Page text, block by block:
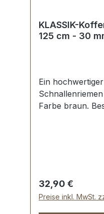
KLASSIK-
125 cm - 30
Ein
Farbe braun.
Stück
Schlaufe. Bitte
Kofferriemen
Regulärer Preis:
32,90 €
Preise inkl. MwSt.